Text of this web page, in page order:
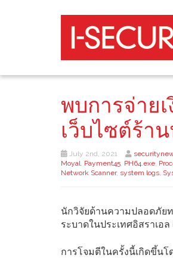
พบการจ่าย
เว็บไซต์ร้า
July 2nd, 2021
Moyal, Payment45, PH64.exe,
Network Scanner, system logs,
นักวิจัยด้านความปลอดภัยท
ระบาดในประเทศอิสราเอ
การโจมตีในครั้งนี้เกิดขึ้นโ